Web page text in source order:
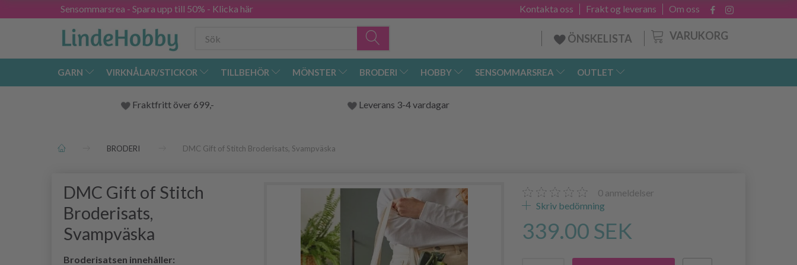
Sensommarsrea - Spara upp till 50% - Klicka här Om oss
Frakt og leverans
Kontakta oss
VARUKORG
ÖNSKELISTA
GARN VIRKNÅLAR/STICKOR TILLBEHÖR MÖNSTER BRODERI HOBBY SENSOMMARSREA OUTLET
Fraktfritt över 699,- Leverans 3-4 vardagar
BRODERI DMC Gift of Stitch Broderisats, Svampväska
DMC Gift of Stitch
Broderisats,
Svampväska
Broderisatsen innehåller:
0 anmeldelser
Skriv bedömning
339.00 SEK